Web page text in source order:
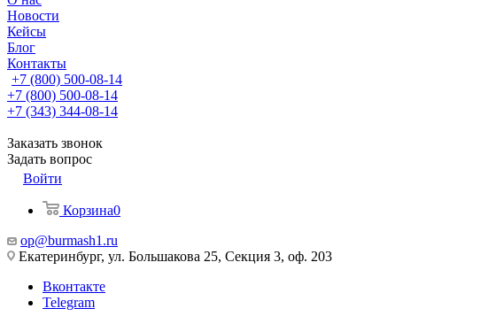
Новости
Кейсы
Блог
Контакты
+7 (800) 500-08-14
+7 (800) 500-08-14
+7 (343) 344-08-14
Заказать звонок
Задать вопрос
Войти
Корзина0
op@burmash1.ru
Екатеринбург, ул. Большакова 25, Секция 3, оф. 203
Вконтакте
Telegram